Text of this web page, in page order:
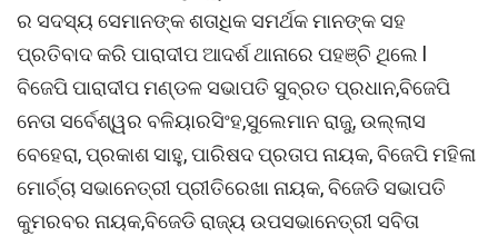
ର ସଦସ୍ୟ ସେମାନଙ୍କ ଶତାଧିକ ସମର୍ଥକ ମାନଙ୍କ ସହ
ପ୍ରତିବାଦ କରି ପାରାଦୀପ ଆଦର୍ଶ ଥାନାରେ ପହଞ୍ଚି ଥିଲେ l
ବିଜେପି ପାରାଦୀପ ମଣ୍ଡଳ ସଭାପତି ସୁବ୍ରତ ପ୍ରଧାନ,ବିଜେପି
ନେତା ସର୍ବେଶ୍ୱର ବଳିୟାରସିଂହ,ସୁଲେମାନ ରାଜୁ, ଉଲ୍ଲାସ
ବେହେରା, ପ୍ରକାଶ ସାହୁ, ପାରିଷଦ ପ୍ରତାପ ନାୟକ, ବିଜେପି ମହିଳା
ମୋର୍ଚ୍ଚା ସଭାନେତ୍ରୀ ପ୍ରୀତିରେଖା ନାୟକ, ବିଜେଡି ସଭାପତି
କୁମରବର ନାୟକ,ବିଜେଡି ରାଜ୍ୟ ଉପସଭାନେତ୍ରୀ ସବିତା